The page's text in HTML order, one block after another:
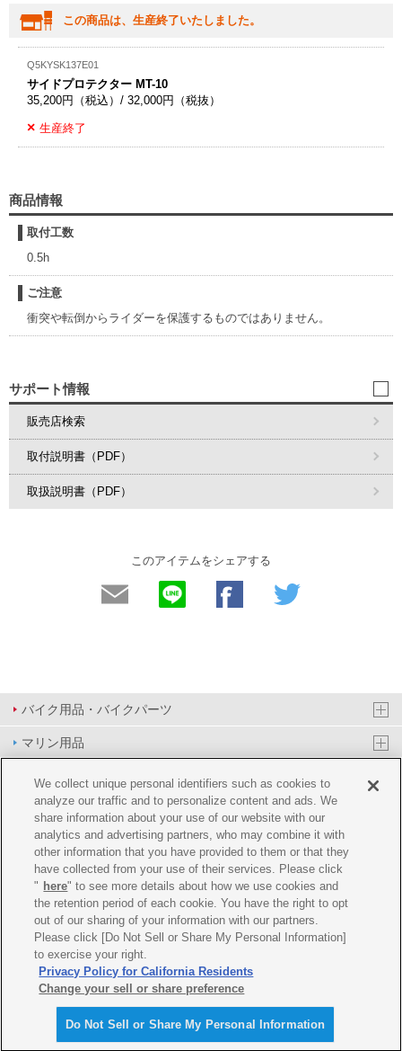
この商品は、生産終了いたしました。
Q5KYSK137E01
サイドプロテクター MT-10
35,200円（税込）/ 32,000円（税抜）
生産終了
商品情報
取付工数
0.5h
ご注意
衝突や転倒からライダーを保護するものではありません。
サポート情報
販売店検索
取付説明書（PDF）
取扱説明書（PDF）
このアイテムをシェアする
バイク用品・バイクパーツ
マリン用品
PAS/YPJ用品
その他用品
イベント&エンターテイメント
オンラインショップ
企業情報
ご利用規約 推薦環境 プライバシーポリシー Cookie ポリシー
We collect unique personal identifiers such as cookies to
analyze our traffic and to personalize content and ads. We
share information about your use of our website with our
analytics and advertising partners, who may combine it with
other information that you have provided to them or that they
have collected from your use of their services. Please click
" here" to see more details about how we use cookies and
the retention period of each cookie. You have the right to opt
out of our sharing of your information with our partners.
Please click [Do Not Sell or Share My Personal Information]
to exercise your right.
Privacy Policy for California Residents
Change your sell or share preference
Do Not Sell or Share My Personal Information